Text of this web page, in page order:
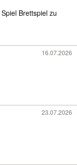
16.07.2026
23.07.2026